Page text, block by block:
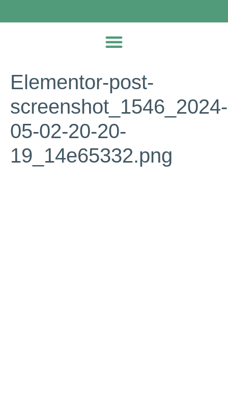
Elementor-post-
screenshot_1546_2024-
05-02-20-20-
19_14e65332.png